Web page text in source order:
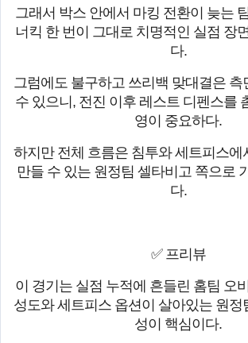
그래서 박스 안에서 마킹 전환이 늦는
너킥 한 번이 그대로 치명적인 실점 장
다.
그럼에도 불구하고 쓰리백 맞대결은 측
수 있으니, 전진 이후 레스트 디펜스를
영이 중요하다.
하지만 전체 흐름은 침투와 세트피스에
만들 수 있는 원정팀 셀타비고 쪽으로
다.
✅ 프리뷰
이 경기는 실점 누적에 흔들린 홈팀 오
성도와 세트피스 옵션이 살아있는 원정
성이 핵심이다.